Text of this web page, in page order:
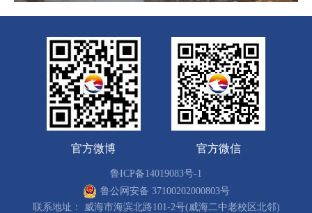
官方微博 官方微信
鲁ICP备14019083号-1
鲁公网安备 37100202000803号
联系地址： 威海市海滨北路101-2号(威海二中老校区北邻)